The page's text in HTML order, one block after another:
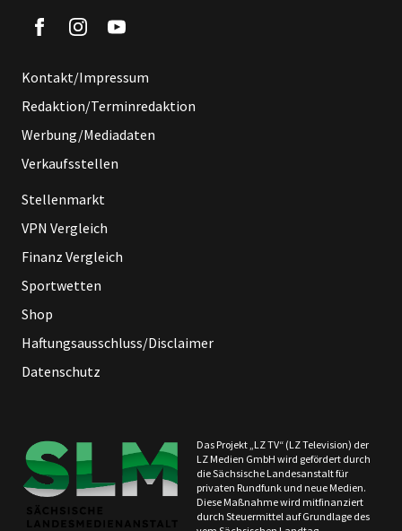
Kontakt/Impressum
Redaktion/Terminredaktion
Werbung/Mediadaten
Verkaufsstellen
Stellenmarkt
VPN Vergleich
Finanz Vergleich
Sportwetten
Shop
Haftungsausschluss/Disclaimer
Datenschutz
Das Projekt „LZ TV“ (LZ Television) der
LZ Medien GmbH wird gefördert durch
die Sächsische Landesanstalt für
privaten Rundfunk und neue Medien.
Diese Maßnahme wird mitfinanziert
durch Steuermittel auf Grundlage des